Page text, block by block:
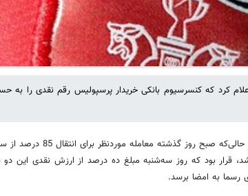
کرد که کنسرسیوم بانکی خریدار پرسپولیس رقم نقدی را به
؛ در حالی‌که صبح روز گذشته
شد، قرار بود که روز سه‌شنبه مبلغ ده درصد از ارزش نقدی این
رسما به امضا برسد.